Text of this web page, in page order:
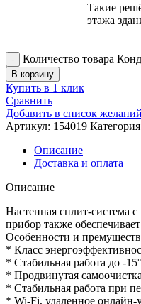
Такие
этажа
Количество товара
В корзину
Купить в 1 клик
Сравнить
Добавить в список желаний
Артикул: 154019
Описание
Доставка и оплата
Описание
Настенная сплит-система
прибор также
Особенности и
* Класс
* Стабильная работа до -
* Продвинутая
* Стабильная работа при
* Wi-Fi, удаленное онлайн-